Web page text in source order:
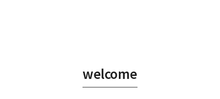
welcome